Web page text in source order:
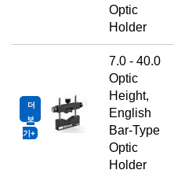
Optic
Holder
더
보
기
7.0 - 40.0
Optic
Height,
English
Bar-Type
Optic
Holder